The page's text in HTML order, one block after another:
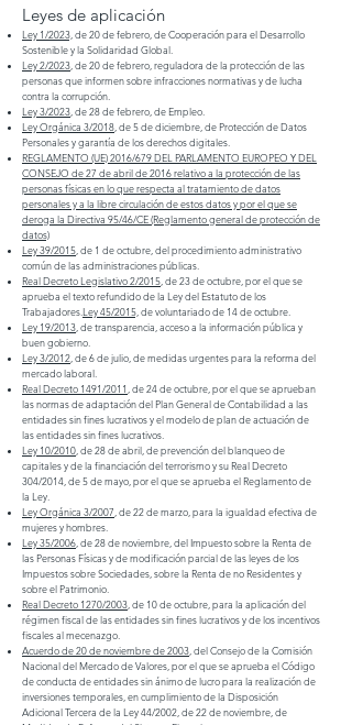
Leyes de aplicación
Ley 1/2023, de 20 de febrero, de Cooperación para el Desarrollo
Sostenible y la Solidaridad Global.
Ley 2/2023 , de 20 de febrero, reguladora de la protección de las
personas que informen sobre infracciones normativas y de lucha
contra la corrupción.
Ley 3/2023 , de 28 de febrero, de Empleo.
Ley Orgánica 3/2018 , de 5 de diciembre, de Protección de Datos
Personales y garantía de los derechos digitales.
REGLAMENTO (UE) 2016/679 DEL PARLAMENTO EUROPEO Y DEL
CONSEJO de 27 de abril de 2016 relativo a la protección de las
personas físicas en lo que respecta al tratamiento de datos
personales y a la libre circulación de estos datos y por el que se
deroga la Directiva 95/46/CE (Reglamento general de protección de
datos)
Ley 39/2015 , de 1 de octubre, del procedimiento administrativo
común de las administraciones públicas.
Real Decreto Legislativo 2/2015 , de 23 de octubre, por el que se
aprueba el texto refundido de la Ley del Estatuto de los
Trabajadores.Ley 45/2015, de voluntariado de 14 de octubre.
Ley 19/2013 , de transparencia, acceso a la información pública y
buen gobierno.
Ley 3/2012 , de 6 de julio, de medidas urgentes para la reforma del
mercado laboral.
Real Decreto 1491/2011 , de 24 de octubre, por el que se aprueban
las normas de adaptación del Plan General de Contabilidad a las
entidades sin fines lucrativos y el modelo de plan de actuación de
las entidades sin fines lucrativos.
Ley 10/2010 , de 28 de abril, de prevención del blanqueo de
capitales y de la financiación del terrorismo y su Real Decreto
304/2014, de 5 de mayo, por el que se aprueba el Reglamento de
la Ley.
Ley Orgánica 3/2007 , de 22 de marzo, para la igualdad efectiva de
mujeres y hombres.
Ley 35/2006 , de 28 de noviembre, del Impuesto sobre la Renta de
las Personas Físicas y de modificación parcial de las leyes de los
Impuestos sobre Sociedades, sobre la Renta de no Residentes y
sobre el Patrimonio.
Real Decreto 1270/2003 , de 10 de octubre, para la aplicación del
régimen fiscal de las entidades sin fines lucrativos y de los incentivos
fiscales al mecenazgo.
Acuerdo de 20 de noviembre de 2003 , del Consejo de la Comisión
Nacional del Mercado de Valores, por el que se aprueba el Código
de conducta de entidades sin ánimo de lucro para la realización de
inversiones temporales, en cumplimiento de la Disposición
Adicional Tercera de la Ley 44/2002, de 22 de noviembre, de